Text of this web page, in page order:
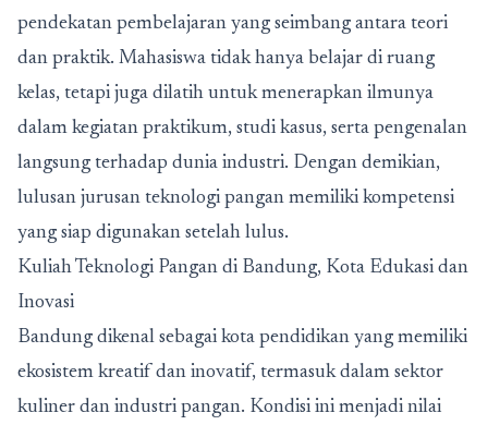
pendekatan pembelajaran yang seimbang antara teori
dan praktik. Mahasiswa tidak hanya belajar di ruang
kelas, tetapi juga dilatih untuk menerapkan ilmunya
dalam kegiatan praktikum, studi kasus, serta pengenalan
langsung terhadap dunia industri. Dengan demikian,
lulusan jurusan teknologi pangan memiliki kompetensi
yang siap digunakan setelah lulus.
Kuliah Teknologi Pangan di Bandung, Kota Edukasi dan
Inovasi
Bandung dikenal sebagai kota pendidikan yang memiliki
ekosistem kreatif dan inovatif, termasuk dalam sektor
kuliner dan industri pangan. Kondisi ini menjadi nilai